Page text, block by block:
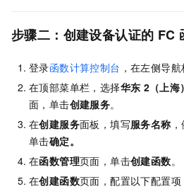
步骤二：创建设备认证的 FC
登录函数计算控制台 ，在左侧导
在顶部菜单栏，选择华东 2（上海）
面，单击创建服务。
在创建服务面板，填写服务名称
单击确定。
在函数管理页面，单击创建函数。
在创建函数页面，配置以下配置